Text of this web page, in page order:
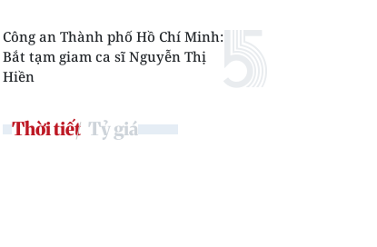
Công an Thành phố Hồ Chí Minh:
Bắt tạm giam ca sĩ Nguyễn Thị
Hiền
Thời tiết Tỷ giá